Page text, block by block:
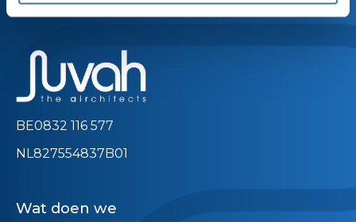
BE0832 116 577
NL827554837B01
Wat doen we